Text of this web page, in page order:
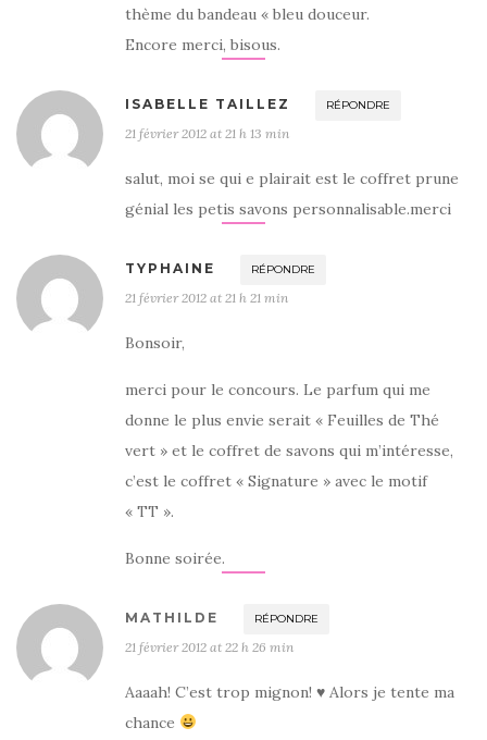
thème du bandeau « bleu douceur.
Encore merci, bisous.
ISABELLE TAILLEZ RÉPONDRE
21 février 2012 at 21 h 13 min
salut, moi se qui e plairait est le coffret prune
génial les petis savons personnalisable.merci
TYPHAINE RÉPONDRE
21 février 2012 at 21 h 21 min
Bonsoir,
merci pour le concours. Le parfum qui me
donne le plus envie serait « Feuilles de Thé
vert » et le coffret de savons qui m’intéresse,
c’est le coffret « Signature » avec le motif
« TT ».
Bonne soirée.
MATHILDE RÉPONDRE
21 février 2012 at 22 h 26 min
Aaaah! C’est trop mignon! ♥ Alors je tente ma
chance